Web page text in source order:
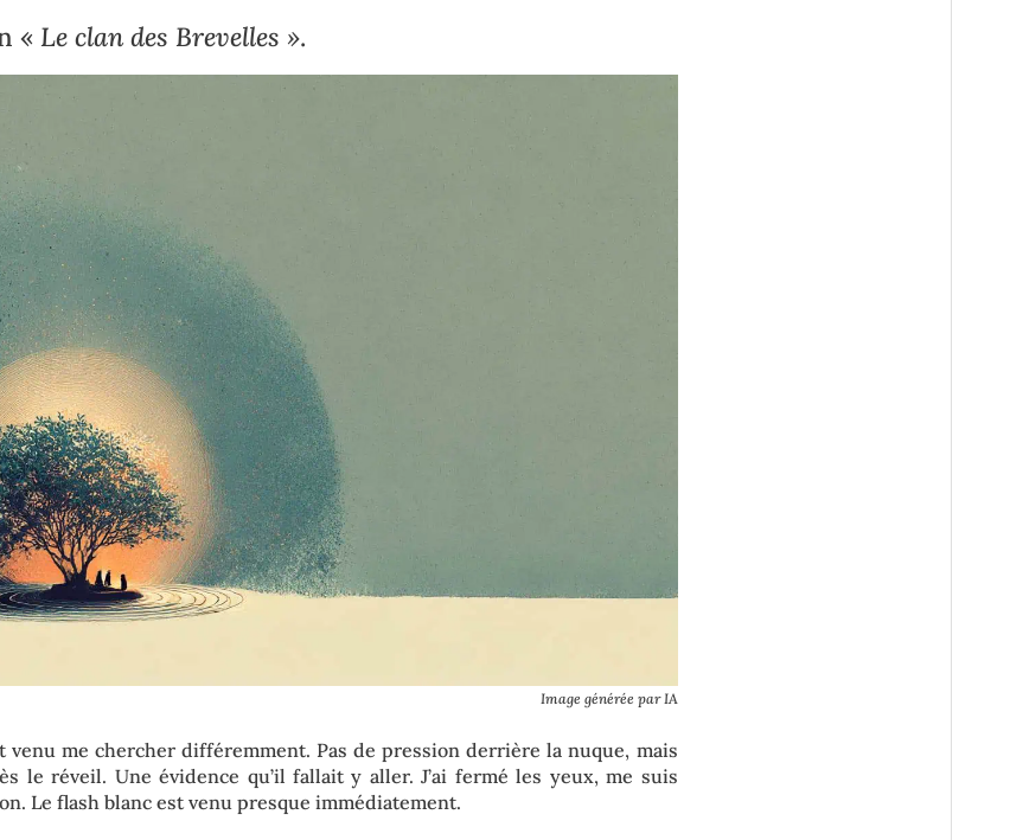
« Le clan des Brevelles ».
Image générée par IA
venu me chercher différemment. Pas de pression derrière la nuque, mais
le réveil. Une évidence qu’il fallait y aller. J’ai fermé les yeux, me suis
Le flash blanc est venu presque immédiatement.